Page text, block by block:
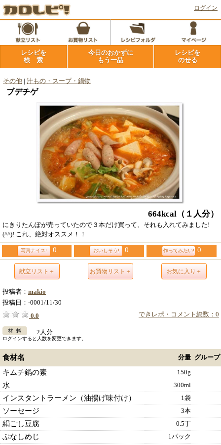
ログイン
レシピを
検 索
今日のおかずに
もう一品
レシピを
のせる
その他 汁もの・スープ・鍋物
ブデチゲ
664kcal （１人分）
にきりたんぽが売っていたので３本だけ買って、それも入れてみました!
(^^)! これ、絶対オススメ！！
写真ナイス! 0 おいしそう! 0 作ってみたい! 0
献立リスト＋ お買物リスト＋ お気に入り＋
投稿者： makio
投稿日： -0001/11/30
できレポ・コメント総数：0
0.0
2人分
ログインすると人数を変更できます。
食材名 分量 グループ
キムチ鍋の素 150g
水 300ml
インスタントラーメン（油揚げ味付け） 1袋
ソーセージ 3本
絹ごし豆腐 0.5丁
ぶなしめじ 1パック